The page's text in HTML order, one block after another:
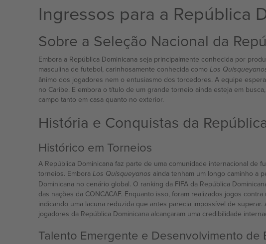
Ingressos para a República
Sobre a Seleção Nacional da
Embora a República Dominicana seja principalmente conhecida por
masculina de futebol, carinhosamente conhecida como Los
ânimo dos jogadores nem o entusiasmo dos torcedores. A equipe
no Caribe. E embora o título de um grande torneio ainda esteja em
campo tanto em casa quanto no exterior.
História e Conquistas da
Histórico em Torneios
A República Dominicana faz parte de uma comunidade internacional
torneios. Embora Los Quisqueyanos ainda tenham um longo caminho a
Dominicana no cenário global. O ranking da FIFA da República
das nações da CONCACAF. Enquanto isso, foram realizados jogos
indicando uma lacuna reduzida que antes parecia impossível de
jogadores da República Dominicana alcançaram uma credibilidade
Talento Emergente e Desenvolvimento de